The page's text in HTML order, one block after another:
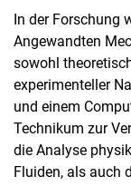
In der Forschung
Angewandten
sowohl
experimenteller
und einem
Technikum zur
die Analyse
Fluiden, als auch